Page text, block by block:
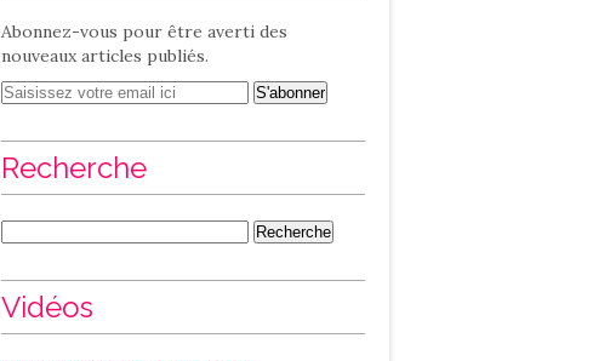
Abonnez-vous pour être averti des
nouveaux articles publiés.
Recherche
Vidéos